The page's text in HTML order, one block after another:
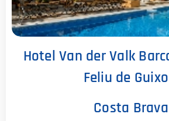
Hotel Van der Valk
Feliu de
Costa Brava